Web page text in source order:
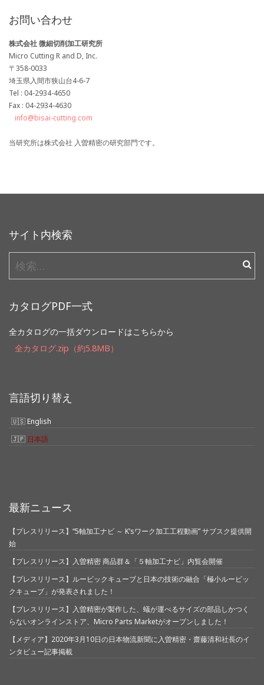
お問い合わせ
株式会社 微細切削加工研究所
Micro Cutting R and D, Inc.
〒358-0033
埼玉県入間市狭山台4-6-7
Tel : 04-2934-4650
Fax : 04-2934-4630
info@bisai-cutting.com
当研究所は株式会社 入曽精密の研究部門です。
サイト内検索
検
索:
カタログPDF一式
全カタログの一括ダウンロードはこちらから
全カタログ.zip（約5.8MB）
言語切り替え
English
日本語
最新ニュース
【プレスリリース】“5軸加工ナビ ～ K’sワーク加工工程動画” サブスク提供開
始
【プレスリリース】入曽精密 商品群＆「５軸加工ナビ」内覧会開催
【プレスリリース】ルービックキューブと日本の技術の融合「極小ルービッ
クキューブ」が発表されました！
【プレスリリース】入曽精密が製作した、蟻が運べるサイズの部品しかつく
らないオンラインストア、Micro Parts Marketがオープンしました！
【メディア】2020年3月10日の日本物流新聞に入曽精密・齋藤清和社長のイ
ンタビュー記事掲載